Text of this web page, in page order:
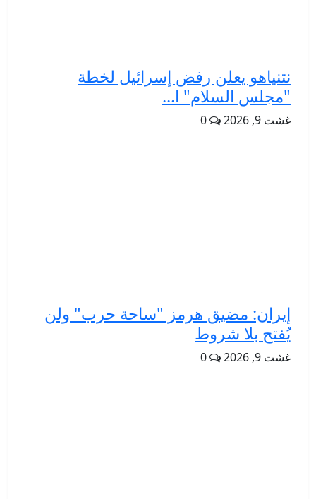
نتنياهو يعلن رفض إسرائيل لخطة
"مجلس السلام" ا...
غشت 9, 2026 0
إيران: مضيق هرمز "ساحة حرب" ولن
يُفتح بلا شروط
غشت 9, 2026 0